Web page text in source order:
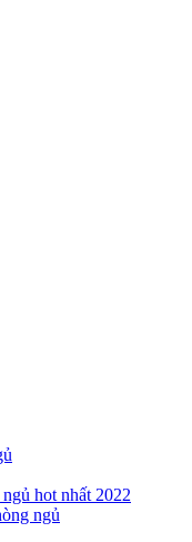
hot nhất 2022
ngủ